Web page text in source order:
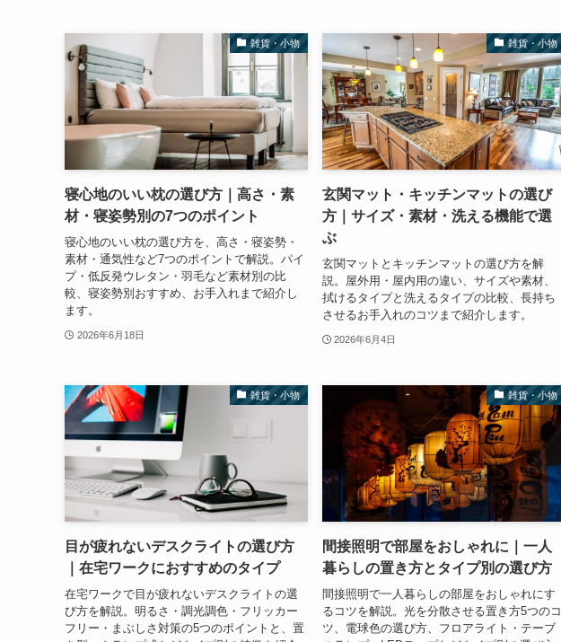
雑貨・小物
寝心地のいい枕の選び方｜高さ・素
材・寝姿勢別の7つのポイント
寝心地のいい枕の選び方を、高さ・寝姿勢・
素材・通気性など7つのポイントで解説。パイ
プ・低反発ウレタン・羽毛など素材別の比
較、寝姿勢別おすすめ、お手入れまで紹介し
ます。
2026年6月18日
雑貨・小物
玄関マット・キッチンマットの選び
方｜サイズ・素材・洗える機能で選
ぶ
玄関マットとキッチンマットの選び方を解
説。屋外用・屋内用の違い、サイズや素材、
拭けるタイプと洗えるタイプの比較、長持ち
させるお手入れのコツまで紹介します。
2026年6月4日
雑貨・小物
目が疲れないデスクライトの選び方
｜在宅ワークにおすすめのタイプ
在宅ワークで目が疲れないデスクライトの選
び方を解説。明るさ・調光調色・フリッカー
フリー・まぶしさ対策の5つのポイントと、置
雑貨・小物
間接照明で部屋をおしゃれに｜一人
暮らしの置き方とタイプ別の選び方
間接照明で一人暮らしの部屋をおしゃれにす
るコツを解説。光を分散させる置き方5つのコ
ツ、電球色の選び方、フロアライト・テーブ